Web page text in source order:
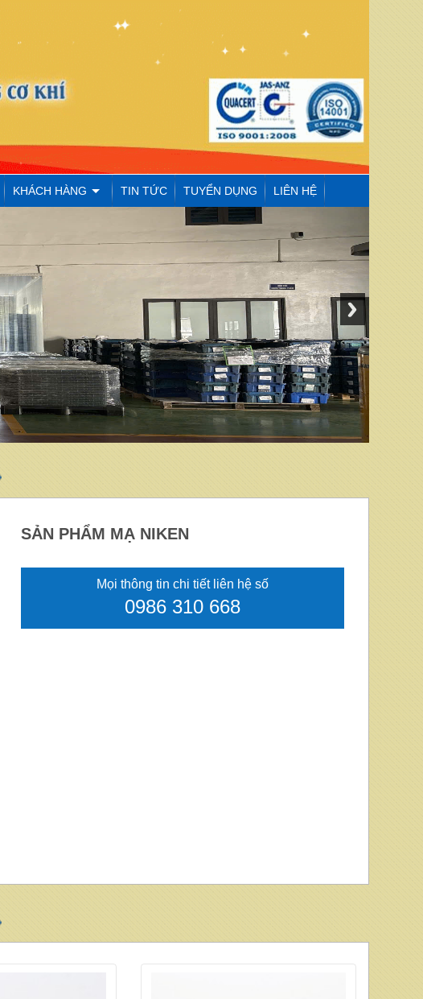
KHÁCH HÀNG TIN TỨC TUYỂN DỤNG LIÊN HỆ
SẢN PHẨM MẠ NIKEN
Mọi thông tin chi tiết liên hệ số
0986 310 668